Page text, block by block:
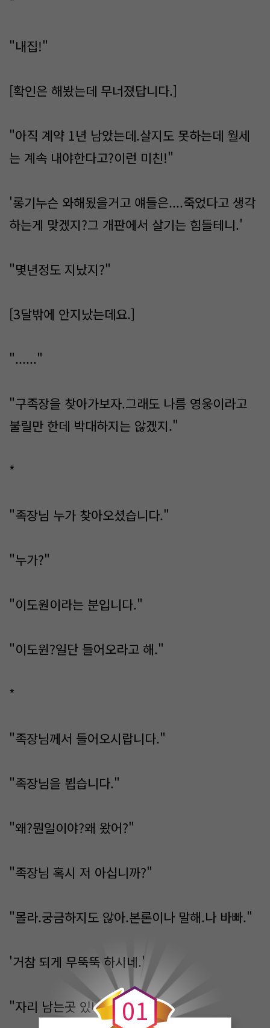
"내집!"
[확인은 해봤는데 무너졌답니다.]
"아직 계약 1년 남았는데.살지도 못하는데 월세
는 계속 내야한다고?이런 미친!"
'롱기누슨 와해됬을거고 얘들은....죽었다고 생각
하는게 맞겠지?그 개판에서 살기는 힘들테니.'
"몇년정도 지났지?"
[3달밖에 안지났는데요.]
"......"
"구족장을 찾아가보자.그래도 나름 영웅이라고
불릴만 한데 박대하지는 않겠지."
*
"족장님 누가 찾아오셨습니다."
"누가?"
"이도원이라는 분입니다."
"이도원?일단 들어오라고 해."
*
"족장님께서 들어오시랍니다."
"족장님을 뵙습니다."
"왜?뭔일이야?왜 왔어?"
"족장님 혹시 저 아십니까?"
"몰라.궁금하지도 않아.본론이나 말해.나 바빠."
'거참 되게 무뚝뚝 하시네.'
"자리 남는곳 있나요?"0
0
1